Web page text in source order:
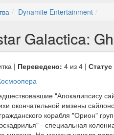
Dynamite Entertainment
Galactica:
| Переведено: 4 из 4 |
"Апокалипсису
окончательной имзены
корабля "Орион"
- специальная